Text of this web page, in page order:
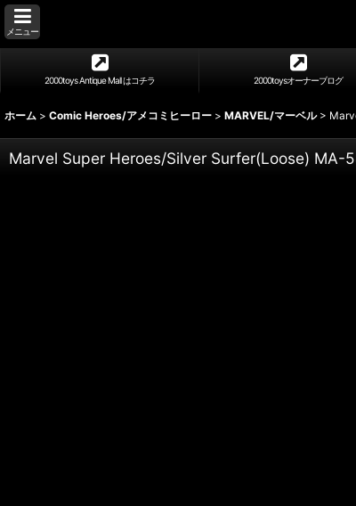
メニュー
2000toys Antique Mall はコチラ 2000toysオーナーブログ
ホーム > Comic Heroes/アメコミヒーロー > MARVEL/マーベル >
Marvel Super Heroes/Silver Surfer(Loose) MA-